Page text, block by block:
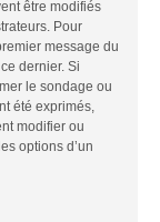
être modifiés
Pour
message du
dernier. Si
le sondage ou
été exprimés,
modifier ou
options d’un